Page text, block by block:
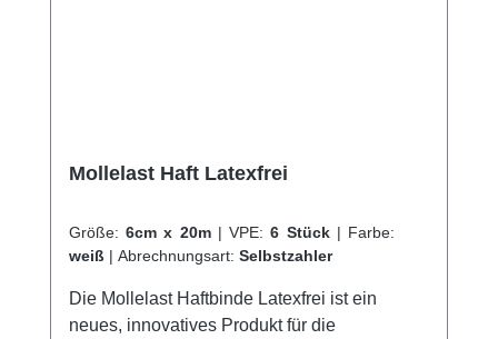
Mollelast Haft Latexfrei
Größe: 6cm x 20m | VPE: 6 Stück | Farbe:
weiß | Abrechnungsart: Selbstzahler
Die Mollelast Haftbinde Latexfrei ist ein
neues, innovatives Produkt für die